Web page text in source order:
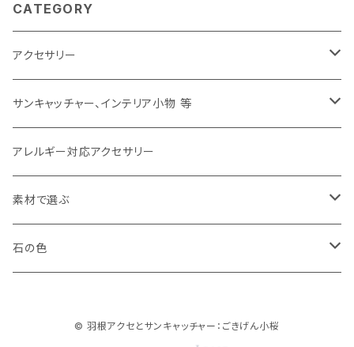
CATEGORY
アクセサリー
ピアス
イヤリング
イヤカフ
ブローチ
サンキャッチャー、インテリア小物 等
サンキャッチャー
バッグチャーム、キーホルダー
その他
アレルギー対応アクセサリー
素材で選ぶ
羽根（フェザー）
石の色
© 羽根アクセとサンキャッチャー：ごきげん小桜